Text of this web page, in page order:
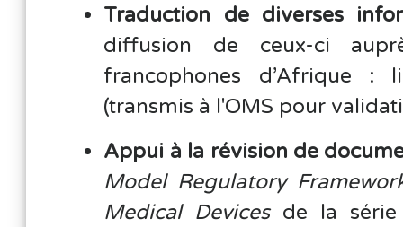
Traduction de diverses
diffusion de ceux-ci
francophones d’Afrique :
(transmis à l'OMS pour
Appui à la révision de
Model Regulatory
Medical Devices de la série